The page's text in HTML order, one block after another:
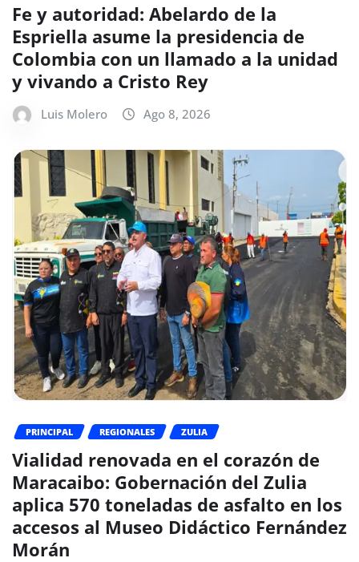
Fe y autoridad: Abelardo de la
Espriella asume la presidencia de
Colombia con un llamado a la unidad
y vivando a Cristo Rey
Luis Molero Ago 8, 2026
PRINCIPAL REGIONALES ZULIA
Vialidad renovada en el corazón de
Maracaibo: Gobernación del Zulia
aplica 570 toneladas de asfalto en los
accesos al Museo Didáctico Fernández
Morán